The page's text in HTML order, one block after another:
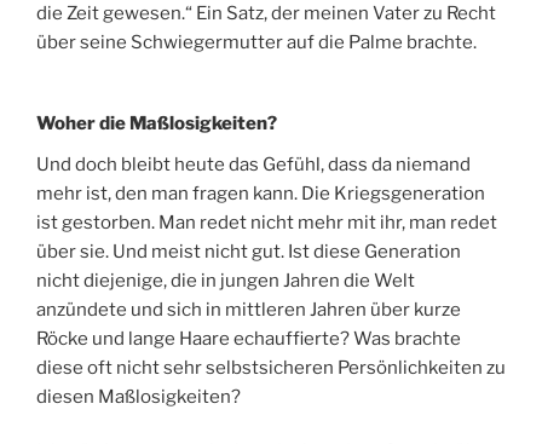
die Zeit gewesen.“ Ein Satz, der meinen Vater zu Recht
über seine Schwiegermutter auf die Palme brachte.
Woher die Maßlosigkeiten?
Und doch bleibt heute das Gefühl, dass da niemand
mehr ist, den man fragen kann. Die Kriegsgeneration
ist gestorben. Man redet nicht mehr mit ihr, man redet
über sie. Und meist nicht gut. Ist diese Generation
nicht diejenige, die in jungen Jahren die Welt
anzündete und sich in mittleren Jahren über kurze
Röcke und lange Haare echauffierte? Was brachte
diese oft nicht sehr selbstsicheren Persönlichkeiten zu
diesen Maßlosigkeiten?